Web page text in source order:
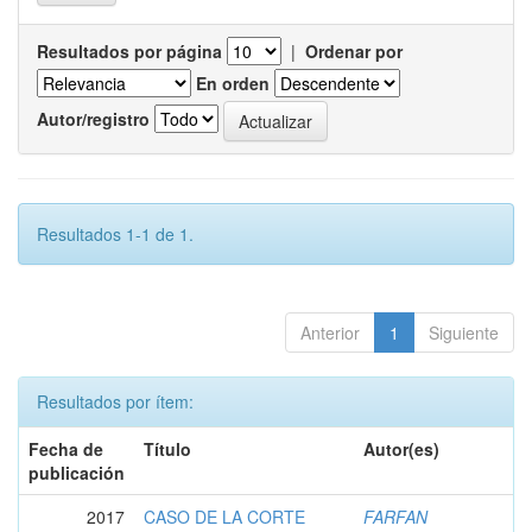
Resultados por página | Ordenar por
En orden
Autor/registro
Resultados 1-1 de 1.
Anterior 1 Siguiente
Resultados por ítem:
Fecha de
publicación
Título Autor(es)
2017
CASO DE LA CORTE
FARFAN